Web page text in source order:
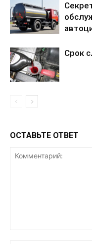
Срок
ОСТАВЬТЕ ОТВЕТ